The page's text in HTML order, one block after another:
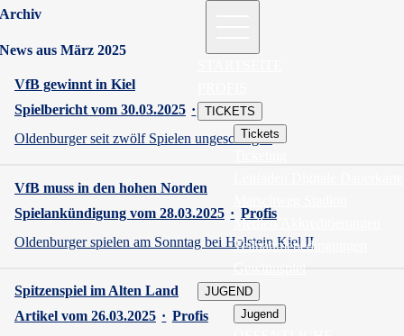
TICKETS
Tickets
Medien/Akkreditierungen
Teilnahmebedingungen
Gewinnspiel
JUGEND
Jugend
Archiv
News aus März 2025
VfB gewinnt in Kiel
Spielbericht vom 30.03.2025 ·
Profis
Oldenburger seit zwölf Spielen ungeschlagen
VfB muss in den hohen Norden
Spielankündigung vom 28.03.2025 · Profis
Oldenburger spielen am Sonntag bei Holstein Kiel II
Spitzenspiel im Alten Land
Artikel vom 26.03.2025 · Profis